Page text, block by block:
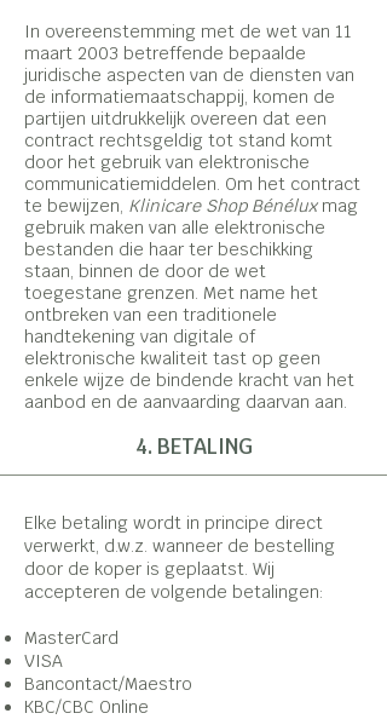
In overeenstemming met de wet van 11
maart 2003 betreffende bepaalde
juridische aspecten van de diensten van
de informatiemaatschappij, komen de
partijen uitdrukkelijk overeen dat een
contract rechtsgeldig tot stand komt
door het gebruik van elektronische
communicatiemiddelen. Om het contract
te bewijzen, Klinicare Shop Bénélux mag
gebruik maken van alle elektronische
bestanden die haar ter beschikking
staan, binnen de door de wet
toegestane grenzen. Met name het
ontbreken van een traditionele
handtekening van digitale of
elektronische kwaliteit tast op geen
enkele wijze de bindende kracht van het
aanbod en de aanvaarding daarvan aan.
4. BETALING
Elke betaling wordt in principe direct
verwerkt, d.w.z. wanneer de bestelling
door de koper is geplaatst. Wij
accepteren de volgende betalingen:
MasterCard
VISA
Bancontact/Maestro
KBC/CBC Online